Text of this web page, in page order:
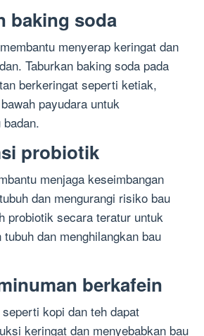
baking soda
menyerap keringat dan
Taburkan baking soda pada
berkeringat seperti ketiak,
payudara untuk
probiotik
menjaga keseimbangan
dan mengurangi risiko bau
probiotik secara teratur untuk
dan menghilangkan bau
berkafein
kopi dan teh dapat
keringat dan menyebabkan bau